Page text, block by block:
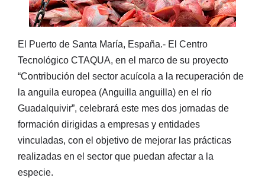
El Puerto de Santa María, España.- El Centro
Tecnológico CTAQUA, en el marco de su proyecto
“Contribución del sector acuícola a la recuperación de
la anguila europea (Anguilla anguilla) en el río
Guadalquivir”, celebrará este mes dos jornadas de
formación dirigidas a empresas y entidades
vinculadas, con el objetivo de mejorar las prácticas
realizadas en el sector que puedan afectar a la
especie.